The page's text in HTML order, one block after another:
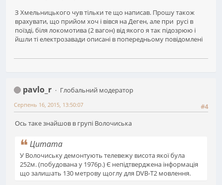
З Хмельницького чув тільки те що написав. Прошу також
врахувати, що прийом хоч і вівся на Деген, але при русі в
поїзді, біля локомотива (2 вагон) від якого я так підозрюю і
йшли ті електрозавади описані в попередньому повідомлені
pavlo_r
Глобальний модератор
#4
Серпень 16, 2015, 13:50:07
Ось таке знайшов в групі Волочиська
Цитата
У Волочиську демонтують телевежу висота якої була
252м. (побудована у 1976р.) Є непідтверджена інформація
що залишать 130 метрову щоглу для DVB-T2 мовлення.